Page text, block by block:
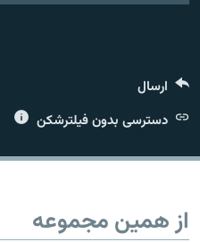
ارسال
دسترسی بدون فیلترشکن
از همین مجموعه